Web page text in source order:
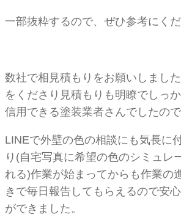
一部抜粋するので、ぜひ参考にくだ
数社で相見積もりをお願いしまし
をくださり見積もりも明瞭でしっ
信用できる塗装業者さんでしたので
LINEで外壁の色の相談にも気長に
り(自宅写真に希望の色のシミュレ
れる)作業が始まってからも作業の
きで毎日報告してもらえるので安
ができました。